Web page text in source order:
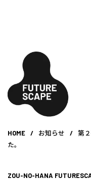
HOME / お知らせ /
第
た。
ZOU-NO-HANA